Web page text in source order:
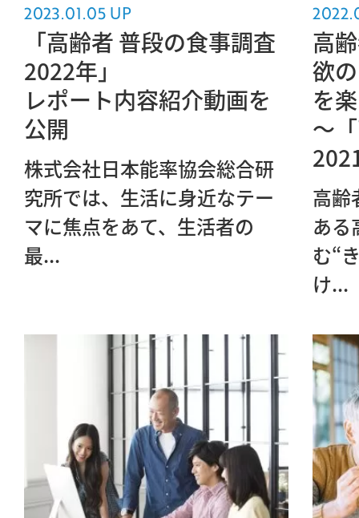
2023.01.05 UP
「高齢者 普段の食事調査
2022年」
レポート内容紹介動画を
公開
株式会社日本能率協会総合研
究所では、生活に身近なテー
マに焦点をあて、生活者の
最...
高
欲
を
～
高齢
ある
む“
け...